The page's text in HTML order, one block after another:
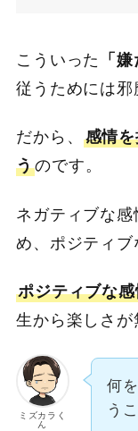
こういった 「
従うためには邪
だから、 感情
うのです。
ネガティブな
め、ポジティブ
ポジティブな
生から楽しさが
ミズカラく
ん
何
う